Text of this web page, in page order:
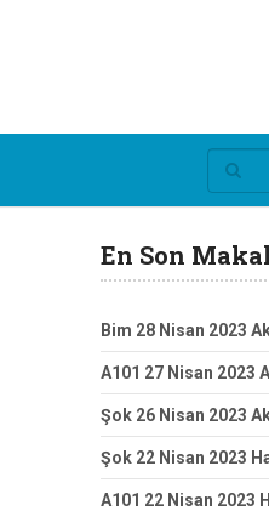
En Son
Bim 28 Nisan 2023
A101 27 Nisan 2023
Şok 26 Nisan 2023
Şok 22 Nisan 2023
A101 22 Nisan 2023